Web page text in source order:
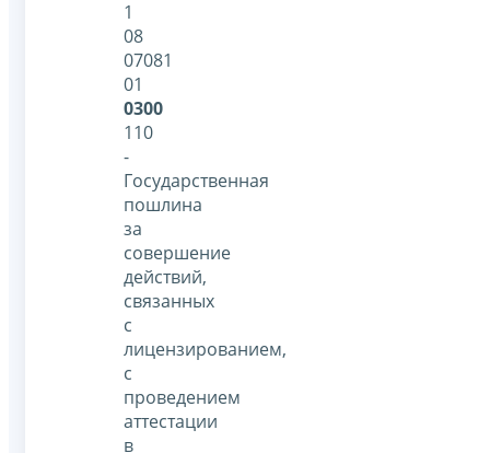
1
08
07081
01
0300
110
-
Государственная
пошлина
за
совершение
действий,
связанных
с
лицензированием,
с
проведением
аттестации
в